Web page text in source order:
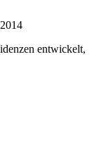
entwickelt,